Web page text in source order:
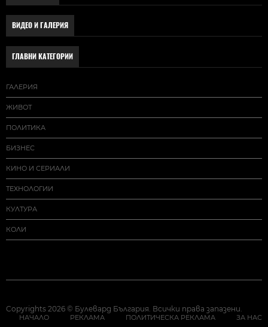
ВИДЕО И ГАЛЕРИЯ
ГЛАВНИ КАТЕГОРИИ
ГАЛЕРИЯ
ЖИВОТ
ПОЛИТИКА
БИЗНЕС
КИНО И СЕРИАЛИ
ТЕХНОЛОГИИ
КУЛТУРА
КОЛИ
Copyrights 2026 © Булевард България. Всички права запазени.
НАЧАЛО РЕКЛАМА ПОЛИТИЧЕСКА РЕКЛАМА ЗА НАС